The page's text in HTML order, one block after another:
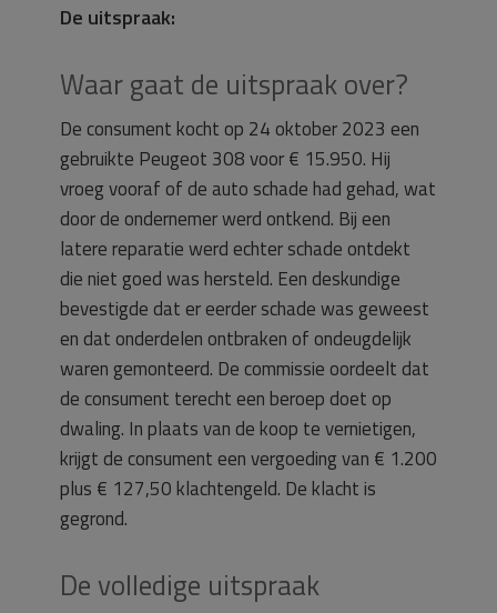
De uitspraak:
Waar gaat de uitspraak over?
De consument kocht op 24 oktober 2023 een
gebruikte Peugeot 308 voor € 15.950. Hij
vroeg vooraf of de auto schade had gehad, wat
door de ondernemer werd ontkend. Bij een
latere reparatie werd echter schade ontdekt
die niet goed was hersteld. Een deskundige
bevestigde dat er eerder schade was geweest
en dat onderdelen ontbraken of ondeugdelijk
waren gemonteerd. De commissie oordeelt dat
de consument terecht een beroep doet op
dwaling. In plaats van de koop te vernietigen,
krijgt de consument een vergoeding van € 1.200
plus € 127,50 klachtengeld. De klacht is
gegrond.
De volledige uitspraak